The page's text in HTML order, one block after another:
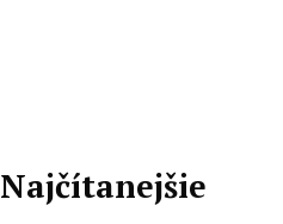
Najčítanejšie